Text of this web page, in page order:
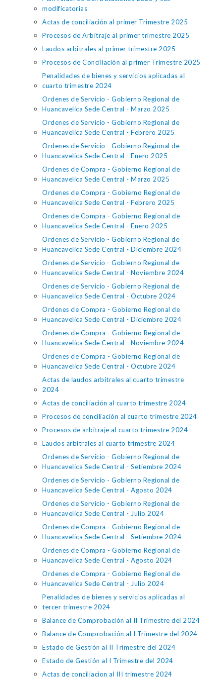
modificatorias
Actas de conciliación al primer Trimestre 2025
Procesos de Arbitraje al primer trimestre 2025
Laudos arbitrales al primer trimestre 2025
Procesos de Conciliación al primer Trimestre 2025
Penalidades de bienes y servicios aplicadas al
cuarto trimestre 2024
Ordenes de Servicio - Gobierno Regional de
Huancavelica Sede Central - Marzo 2025
Ordenes de Servicio - Gobierno Regional de
Huancavelica Sede Central - Febrero 2025
Ordenes de Servicio - Gobierno Regional de
Huancavelica Sede Central - Enero 2025
Ordenes de Compra - Gobierno Regional de
Huancavelica Sede Central - Marzo 2025
Ordenes de Compra - Gobierno Regional de
Huancavelica Sede Central - Febrero 2025
Ordenes de Compra - Gobierno Regional de
Huancavelica Sede Central - Enero 2025
Ordenes de Servicio - Gobierno Regional de
Huancavelica Sede Central - Diciembre 2024
Ordenes de Servicio - Gobierno Regional de
Huancavelica Sede Central - Noviembre 2024
Ordenes de Servicio - Gobierno Regional de
Huancavelica Sede Central - Octubre 2024
Ordenes de Compra - Gobierno Regional de
Huancavelica Sede Central - Diciembre 2024
Ordenes de Compra - Gobierno Regional de
Huancavelica Sede Central - Noviembre 2024
Ordenes de Compra - Gobierno Regional de
Huancavelica Sede Central - Octubre 2024
Actas de laudos arbitrales al cuarto trimestre
2024
Actas de conciliación al cuarto trimestre 2024
Procesos de conciliación al cuarto trimestre 2024
Procesos de arbitraje al cuarto trimestre 2024
Laudos arbitrales al cuarto trimestre 2024
Ordenes de Servicio - Gobierno Regional de
Huancavelica Sede Central - Setiembre 2024
Ordenes de Servicio - Gobierno Regional de
Huancavelica Sede Central - Agosto 2024
Ordenes de Servicio - Gobierno Regional de
Huancavelica Sede Central - Julio 2024
Ordenes de Compra - Gobierno Regional de
Huancavelica Sede Central - Setiembre 2024
Ordenes de Compra - Gobierno Regional de
Huancavelica Sede Central - Agosto 2024
Ordenes de Compra - Gobierno Regional de
Huancavelica Sede Central - Julio 2024
Penalidades de bienes y servicios aplicadas al
tercer trimestre 2024
Balance de Comprobación al II Trimestre del 2024
Balance de Comprobación al I Trimestre del 2024
Estado de Gestión al II Trimestre del 2024
Estado de Gestión al I Trimestre del 2024
Actas de conciliacion al III trimestre 2024